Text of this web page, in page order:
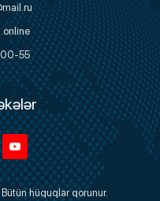
55
Youtube
Bütün hüquqlar qorunur.